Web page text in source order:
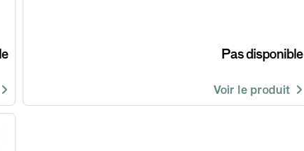
Pas disponible
Voir le produit